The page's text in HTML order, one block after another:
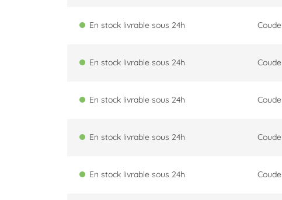
En stock livrable sous 24h Coude
En stock livrable sous 24h Coude
En stock livrable sous 24h Coude
En stock livrable sous 24h Coude
En stock livrable sous 24h Coude